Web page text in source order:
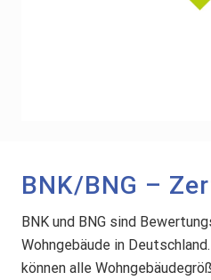
BNK/BNG –
BNK und BNG sind
Wohngebäude in Deutschland.
können alle